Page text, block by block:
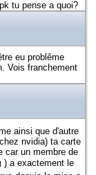
tu pense a quoi?
eu problême
Vois franchement
ainsi que d'autre
nvidia) ta carte
car un membre de
) a exactement le